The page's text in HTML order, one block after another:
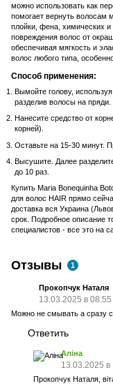
можно использовать как
помогает вернуть волосам
плойки, фена, химических
повреждения волос от
обеспечивая мягкость и
волос любого типа,
Способ применения:
Вымойте голову,
разделив волосы на пряди.
Нанесите средство от
корней).
Оставьте на 15-30 минут.
Высушите. Далее
до 10 раз.
Купить Maria Bonequinha
для волос HAIR прямо
доставка вся Украина
срок. Подробное описание
специалистов - все это на
Отзывы 1
Прокопчук Наталя
13.03.2025 в 08:55
Можно не смывать а сразу
Ответить
Аліна
13.03.2025 в
Прокопчук Наталя,